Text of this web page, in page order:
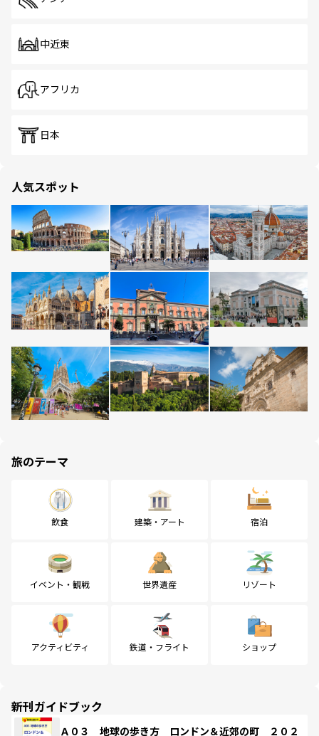
中近東
アフリカ
日本
人気スポット
旅のテーマ
飲食 建築・アート 宿泊
イベント・観戦 世界遺産 リゾート
アクティビティ 鉄道・フライト ショップ
新刊ガイドブック
Ａ０３ 地球の歩き方 ロンドン＆近郊の町 ２０２